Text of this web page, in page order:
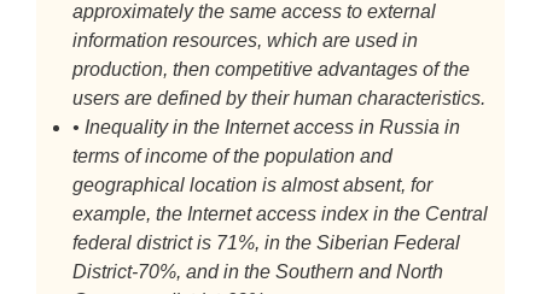
approximately the same access to external
information resources, which are used in
production, then competitive advantages of the
users are defined by their human characteristics.
• Inequality in the Internet access in Russia in
terms of income of the population and
geographical location is almost absent, for
example, the Internet access index in the Central
federal district is 71%, in the Siberian Federal
District-70%, and in the Southern and North